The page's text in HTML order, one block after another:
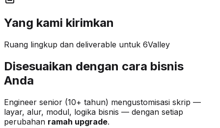
Yang kami kirimkan
Ruang lingkup dan deliverable untuk 6Valley
Disesuaikan dengan cara bisnis
Anda
Engineer senior (10+ tahun) mengustomisasi skrip —
layar, alur, modul, logika bisnis — dengan setiap
perubahan ramah upgrade.